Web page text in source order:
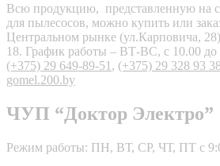
Всю продукцию, представленную на
для пылесосов, можно купить или
Центральном рынке (ул.Карповича,
18. График работы – ВТ-ВС, с 10.00 до
(+375) 29 649-89-51 , (+375) 29 328 93 38
gomel.200.by
ЧУП “Доктор Электро”
Режим работы: ПН, ВТ, СР, ЧТ, ПТ с